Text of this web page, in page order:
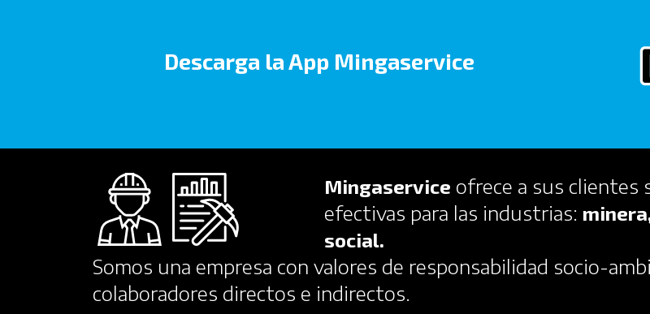
Descarga la App Mingaservice
Mingaservice ofrece a sus clientes
efectivas para las industrias:
social.
Somos una empresa con valores de responsabilidad socio-
colaboradores directos e indirectos.